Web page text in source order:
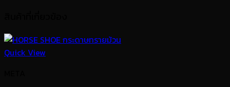
Quick View